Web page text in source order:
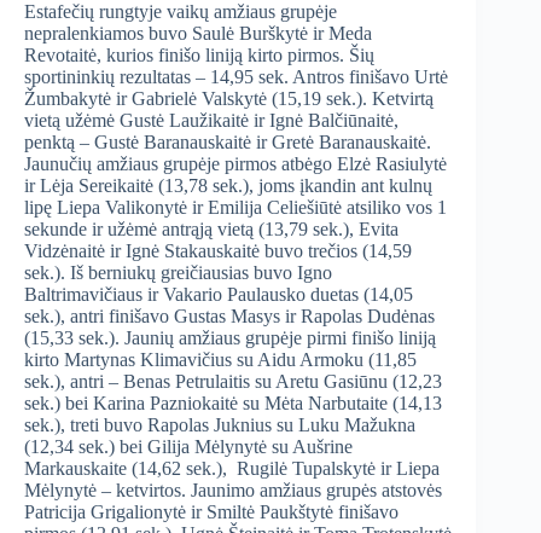
Estafečių rungtyje vaikų amžiaus grupėje
nepralenkiamos buvo Saulė Burškytė ir Meda
Revotaitė, kurios finišo liniją kirto pirmos. Šių
sportininkių rezultatas – 14,95 sek. Antros finišavo Urtė
Žumbakytė ir Gabrielė Valskytė (15,19 sek.). Ketvirtą
vietą užėmė Gustė Laužikaitė ir Ignė Balčiūnaitė,
penktą – Gustė Baranauskaitė ir Gretė Baranauskaitė.
Jaunučių amžiaus grupėje pirmos atbėgo Elzė Rasiulytė
ir Lėja Sereikaitė (13,78 sek.), joms įkandin ant kulnų
lipę Liepa Valikonytė ir Emilija Celiešiūtė atsiliko vos 1
sekunde ir užėmė antrąją vietą (13,79 sek.), Evita
Vidzėnaitė ir Ignė Stakauskaitė buvo trečios (14,59
sek.). Iš berniukų greičiausias buvo Igno
Baltrimavičiaus ir Vakario Paulausko duetas (14,05
sek.), antri finišavo Gustas Masys ir Rapolas Dudėnas
(15,33 sek.). Jaunių amžiaus grupėje pirmi finišo liniją
kirto Martynas Klimavičius su Aidu Armoku (11,85
sek.), antri – Benas Petrulaitis su Aretu Gasiūnu (12,23
sek.) bei Karina Pazniokaitė su Mėta Narbutaite (14,13
sek.), treti buvo Rapolas Juknius su Luku Mažukna
(12,34 sek.) bei Gilija Mėlynytė su Aušrine
Markauskaite (14,62 sek.), Rugilė Tupalskytė ir Liepa
Mėlynytė – ketvirtos. Jaunimo amžiaus grupės atstovės
Patricija Grigalionytė ir Smiltė Paukštytė finišavo